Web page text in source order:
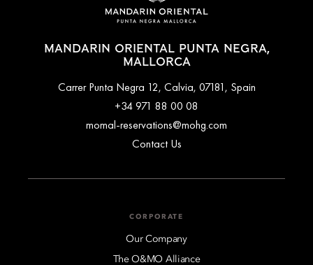
MANDARIN ORIENTAL PUNTA NEGRA,
MALLORCA
Carrer Punta Negra 12, Calvia, 07181, Spain
+34 971 88 00 08
momal-reservations@mohg.com
Contact Us
CORPORATE
Our Company
The O&MO Alliance